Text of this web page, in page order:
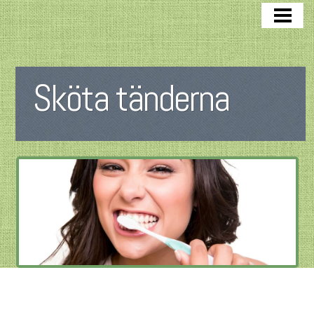
SKÖTA TÄNDERNA
DÅLIGA TÄNDER
BAKTERIER I MUNNEN
VISDOMSTAND
TANDKÖTT
FLUOR TÄNDER
BLOGG
Sköta tänderna